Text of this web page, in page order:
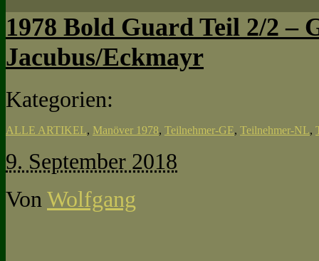
1978 Bold Guard Teil 2/2 –
Jacubus/Eckmayr
Kategorien:
ALLE ARTIKEL, Manöver 1978, Teilnehmer-GE, Teilnehmer-NL,
9. September 2018
Von Wolfgang